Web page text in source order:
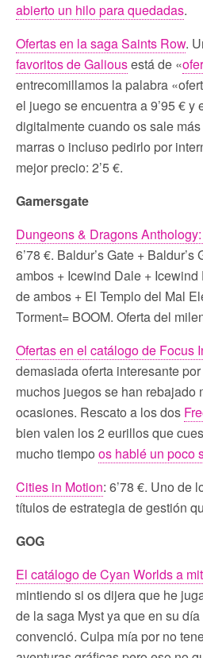
abierto un hilo para quedadas.
Ofertas en la saga Saints Row.
favoritos de Galiousestá de «
entrecomillamos la palabra
el juego se encuentra a 9’95 € y
digitalmente cuando os sale
marras o incluso pedirlo por
mejor precio: 2’5 €.
Gamersgate
Dungeons & Dragons
6’78 €. Baldur’s Gate +
ambos + Icewind Dale +
de ambos + El Templo del Mal
Torment= BOOM. Oferta del
Ofertas en el catálogo de Focus
demasiada oferta interesante
muchos juegos se han rebajado
ocasiones. Rescato a los dos
bien valen los 2 eurillos que
mucho tiempo os hablé un poco
Cities in Motion: 6’78 €. Uno de
títulos de estrategia de gestión
GOG
El catálogo de Cyan Worlds a
mintiendo si os dijera que he
de la saga Myst ya que en su
convenció. Culpa mía por no